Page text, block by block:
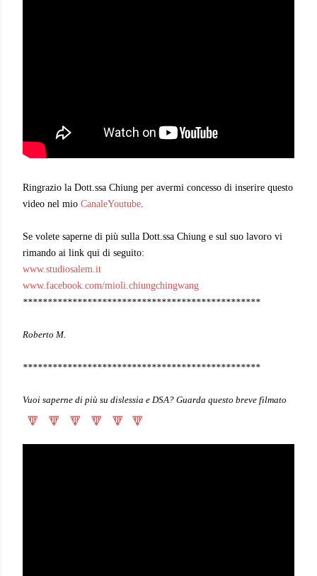
Ringrazio la Dott.ssa Chiung per avermi concesso di inserire questo
video nel mio CanaleYoutube.
Se volete saperne di più sulla Dott.ssa Chiung e sul suo lavoro vi
rimando ai link qui di seguito:
www.studiosalem.it
www.facebook.com/mioli.chiungchingwang
************************************************
Roberto M.
************************************************
Vuoi saperne di più su dislessia e DSA? Guarda questo breve filmato
🔽 🔽 🔽 🔽 🔽